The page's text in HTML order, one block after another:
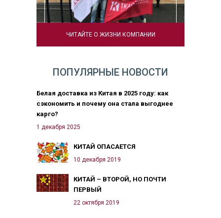
ЧИТАЙТЕ О ЖИЗНИ КОМПАНИИ
ПОПУЛЯРНЫЕ НОВОСТИ
Белая доставка из Китая в 2025 году: как
сэкономить и почему она стала выгоднее
карго?
1 декабря 2025
КИТАЙ ОПАСАЕТСЯ
10 декабря 2019
КИТАЙ – ВТОРОЙ, НО ПОЧТИ
ПЕРВЫЙ
22 октября 2019